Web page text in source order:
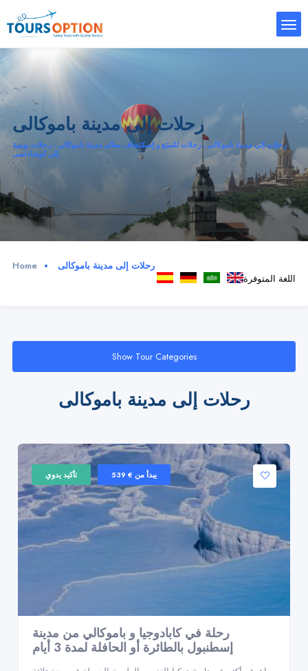
رحلات إلى مدينة باموكالى
رحلات إلى مدينة باموكالى ، رحلات للتمتع و إسكتشاف معالم مدينة باموكالى ، رحلات يومية
إلى كوشاداسى
Home
رحلات إلى مدينة باموكالى
اللغة المتوفرة
Show Tour Categories
رحلات إلى مدينة باموكالى
تأكيد يدوي يبدأ من € 539
رحلة في كابادوجيا و باموكالي من مدينة
إسطنبول بالطائرة أو الحافلة لمدة 3 أيام